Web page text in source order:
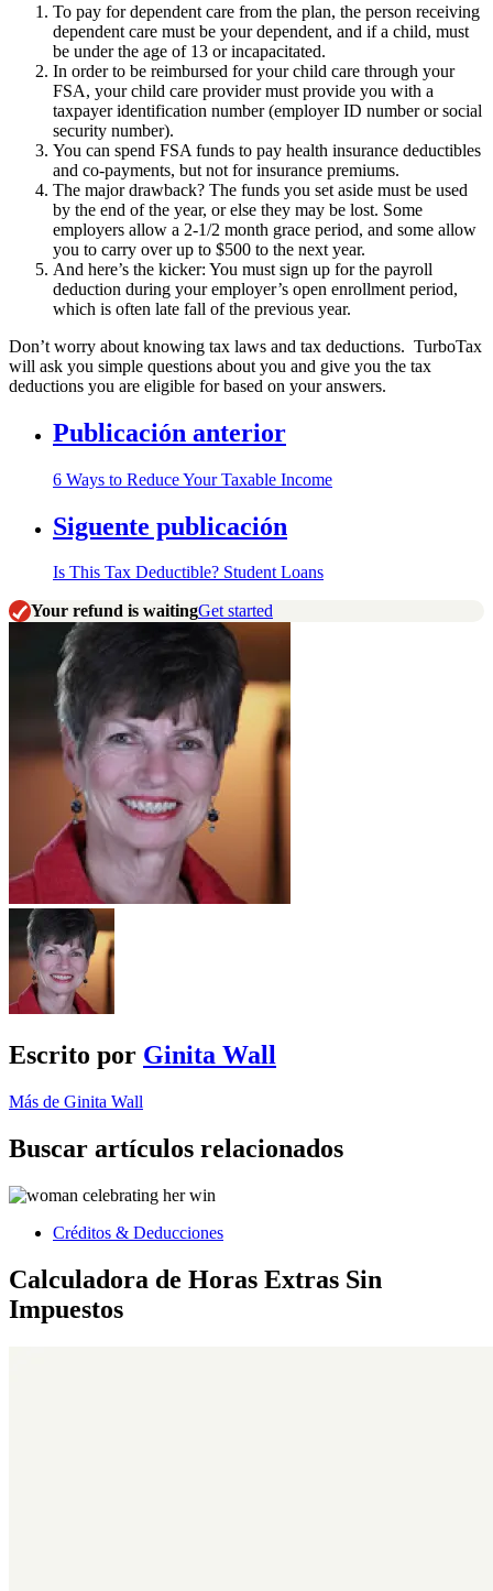
To pay for dependent care from the plan, the person receiving
dependent care must be your dependent, and if a child, must
be under the age of 13 or incapacitated.
In order to be reimbursed for your child care through your
FSA, your child care provider must provide you with a
taxpayer identification number (employer ID number or social
security number).
You can spend FSA funds to pay health insurance deductibles
and co-payments, but not for insurance premiums.
The major drawback? The funds you set aside must be used
by the end of the year, or else they may be lost. Some
employers allow a 2-1/2 month grace period, and some allow
you to carry over up to $500 to the next year.
And here’s the kicker: You must sign up for the payroll
deduction during your employer’s open enrollment period,
which is often late fall of the previous year.
Don’t worry about knowing tax laws and tax deductions. TurboTax
will ask you simple questions about you and give you the tax
deductions you are eligible for based on your answers.
Publicación anterior
6 Ways to Reduce Your Taxable Income
Siguente publicación
Is This Tax Deductible? Student Loans
Your refund is waitingGet started
Escrito por Ginita Wall
Más de Ginita Wall
Buscar artículos relacionados
Créditos & Deducciones
Calculadora de Horas Extras Sin
Impuestos